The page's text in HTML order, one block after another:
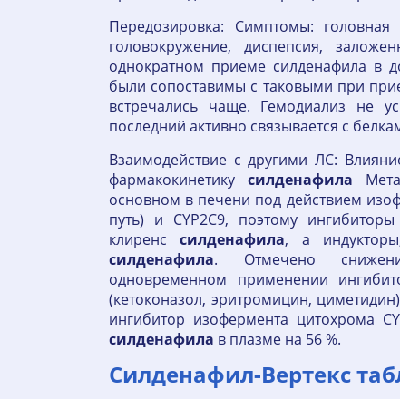
Передозировка: Симптомы:
головокружение, диспепсия,
однократном приеме силденафила в
были сопоставимы с таковыми при
встречались чаще. Гемодиализ не
последний активно связывается с
Взаимодействие с другими ЛС:
фармакокинетику силденафила
основном в печени под действием
путь) и CYP2C9, поэтому
клиренссилденафила, а
силденафила. Отмечено
одновременном применении
(кетоконазол, эритромицин,
ингибитор изофермента цитохрома
силденафила в плазме на 56 %.
Силденафил-Вертекс